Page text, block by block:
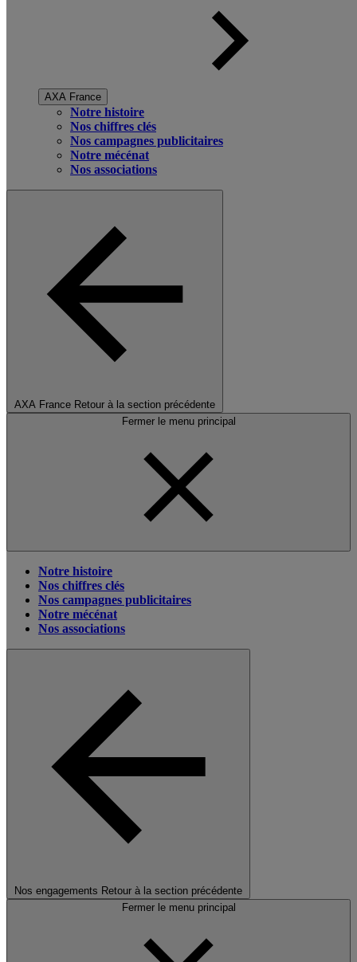
AXA France
Notre histoire
Nos chiffres clés
Nos campagnes publicitaires
Notre mécénat
Nos associations
AXA France Retour à la section précédente
Fermer le menu principal
Notre histoire
Nos chiffres clés
Nos campagnes publicitaires
Notre mécénat
Nos associations
Nos engagements Retour à la section précédente
Fermer le menu principal